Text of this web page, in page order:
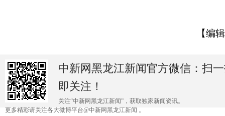
【编
中新网黑龙江新闻官方微信：扫
即关注！
关注“中新网黑龙江新闻”，获取独家新闻资讯。
更多精彩请关注各大微博平台@中新网黑龙江新闻 。